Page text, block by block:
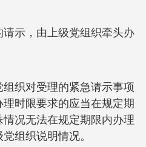
示，由上级党组织牵头办
织对受理的紧急请示事项
时限要求的应当在规定期
况无法在规定期限内办理
组织说明情况。